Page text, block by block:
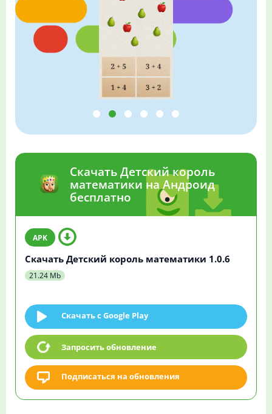
Скачать Детский король
математики на Андроид
бесплатно
Скачать Детский король математики 1.0.6
21.24 Mb
Скачать c Google Play
Запросить обновление
Подписаться на обновления